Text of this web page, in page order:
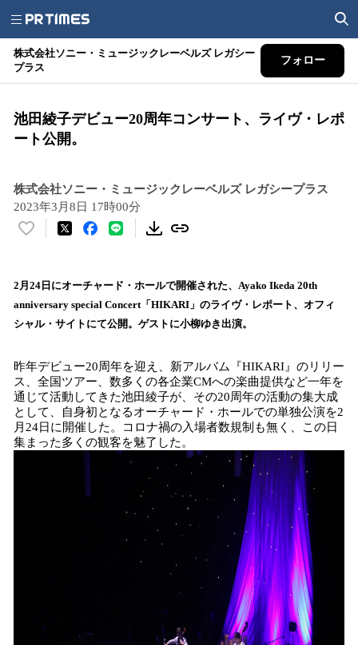
株式会社ソニー・ミュージックレーベルズ レガシー
プラス
フォロー
池田綾子デビュー20周年コンサート、ライヴ・レポ
ート公開。
株式会社ソニー・ミュージックレーベルズ レガシープラス
2023年3月8日 17時00分
い
！
数
を
込
み
中
で
す
2月24日にオーチャード・ホールで開催された、Ayako Ikeda 20th
anniversary special Concert「HIKARI」のライヴ・レポート、オフィ
シャル・サイトにて公開。ゲストに小柳ゆき出演。
昨年デビュー20周年を迎え、新アルバム『HIKARI』のリリー
ス、全国ツアー、数多くの各企業CMへの楽曲提供など一年を
通じて活動してきた池田綾子が、その20周年の活動の集大成
として、自身初となるオーチャード・ホールでの単独公演を2
月24日に開催した。コロナ禍の入場者数規制も無く、この日
集まった多くの観客を魅了した。